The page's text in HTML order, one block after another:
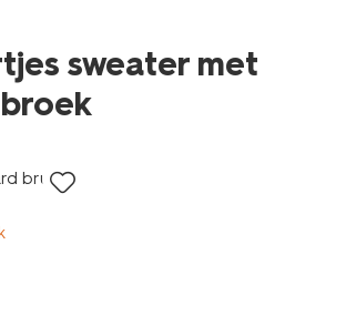
sweater met
bruin